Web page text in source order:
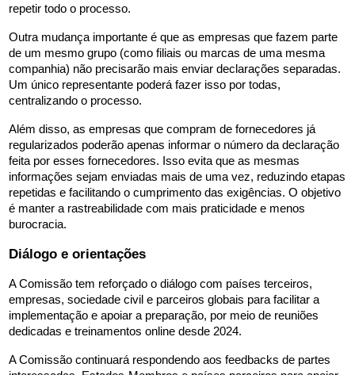
repetir todo o processo.
Outra mudança importante é que as empresas que fazem parte
de um mesmo grupo (como filiais ou marcas de uma mesma
companhia) não precisarão mais enviar declarações separadas.
Um único representante poderá fazer isso por todas,
centralizando o processo.
Além disso, as empresas que compram de fornecedores já
regularizados poderão apenas informar o número da declaração
feita por esses fornecedores. Isso evita que as mesmas
informações sejam enviadas mais de uma vez, reduzindo etapas
repetidas e facilitando o cumprimento das exigências. O objetivo
é manter a rastreabilidade com mais praticidade e menos
burocracia.
Diálogo e orientações
A Comissão tem reforçado o diálogo com países terceiros,
empresas, sociedade civil e parceiros globais para facilitar a
implementação e apoiar a preparação, por meio de reuniões
dedicadas e treinamentos online desde 2024.
A Comissão continuará respondendo aos feedbacks de partes